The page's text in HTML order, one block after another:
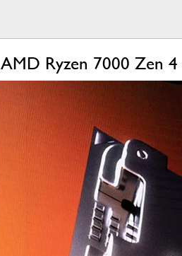
AMD Ryzen 7000 Zen 4